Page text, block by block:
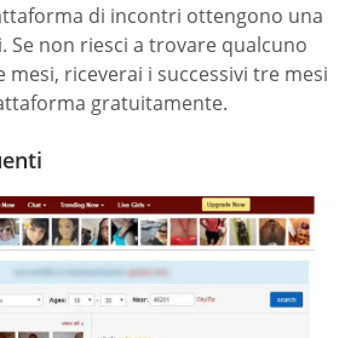
di incontri ottengono una
Se non riesci a trovare qualcuno
riceverai i successivi tre mesi
gratuitamente.